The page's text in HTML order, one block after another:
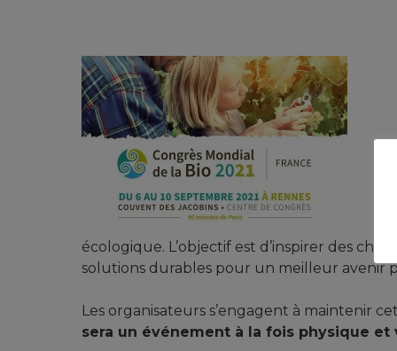
écologique. L’objectif est d’inspirer des
solutions durables pour un meilleur avenir
Les organisateurs s’engagent à maintenir
sera un événement à la fois physique et